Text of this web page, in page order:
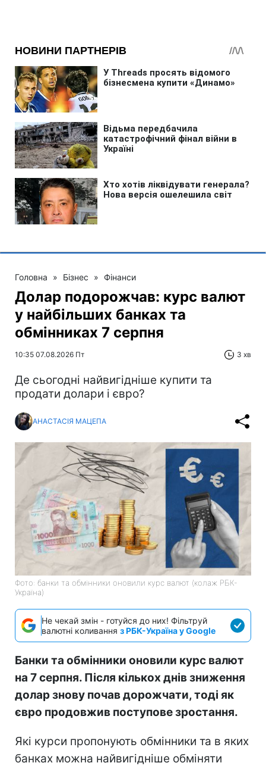
Головна » Бізнес » Фінанси
Долар подорожчав: курс валют
у найбільших банках та
обмінниках 7 серпня
10:35 07.08.2026 Пт 3 хв
Де сьогодні найвигідніше купити та
продати долари і євро?
АНАСТАСІЯ МАЦЕПА
Фото: банки та обмінники оновили курс валют (колаж РБК-
Україна)
Не чекай змін - готуйся до них! Фільтруй
валютні коливання з РБК-Україна у Google
Банки та обмінники оновили курс валют
на 7 серпня. Після кількох днів зниження
долар знову почав дорожчати, тоді як
євро продовжив поступове зростання.
Які курси пропонують обмінники та в яких
банках можна найвигідніше обміняти